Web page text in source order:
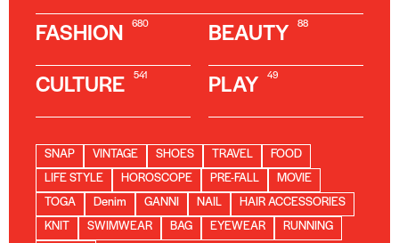
FASHION 680 BEAUTY 88
CULTURE 541 PLAY 49
SNAP VINTAGE SHOES TRAVEL
FOOD
LIFE STYLE
HOROSCOPE PRE-FALL
MOVIE
TOGA
Denim GANNI NAIL
HAIR ACCESSORIES
KNIT
SWIMWEAR BAG EYEWEAR
RUNNING